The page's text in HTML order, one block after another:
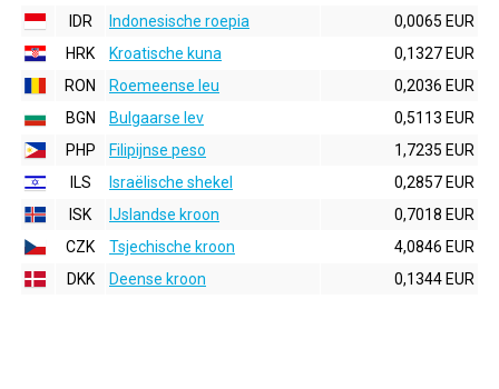
IDR
Indonesische roepia
0,0065 EUR
HRK
Kroatische kuna
0,1327 EUR
RON
Roemeense leu
0,2036 EUR
BGN
Bulgaarse lev
0,5113 EUR
PHP
Filipijnse peso
1,7235 EUR
ILS
Israëlische shekel
0,2857 EUR
ISK
IJslandse kroon
0,7018 EUR
CZK
Tsjechische kroon
4,0846 EUR
DKK
Deense kroon 0,1344 EUR